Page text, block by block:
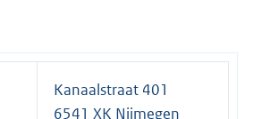
Kanaalstraat 401
6541 XK Nijmegen